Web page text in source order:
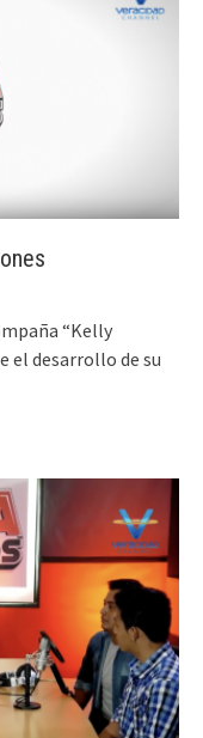
“Kelly
el desarrollo de su